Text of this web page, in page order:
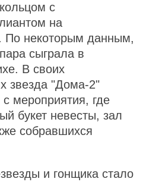
кольцом с
на
По некоторым данным,
сыграла в
В своих
звезда "Дома-2"
мероприятия, где
букет невесты, зал
собравшихся
и гонщика стало